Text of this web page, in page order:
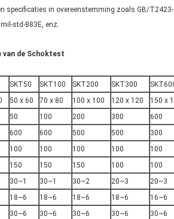
specificaties in overeenstemming zoals GB/
std-883E, enz.
van de Schoktest
SKT50 SKT100 SKT200 SKT300
50 x 60 70 x 80 100 x 100 120 x 120 150 x
50 100 200 300 600
600 600 500 500 300
100 100 100 100 100
150 150 150 100 100
30~1 30~1 30~2 20~3 20~3
18~6 18~6 18~6 18~6 16~6
30~6 30~6 30~6 30~6 30~6